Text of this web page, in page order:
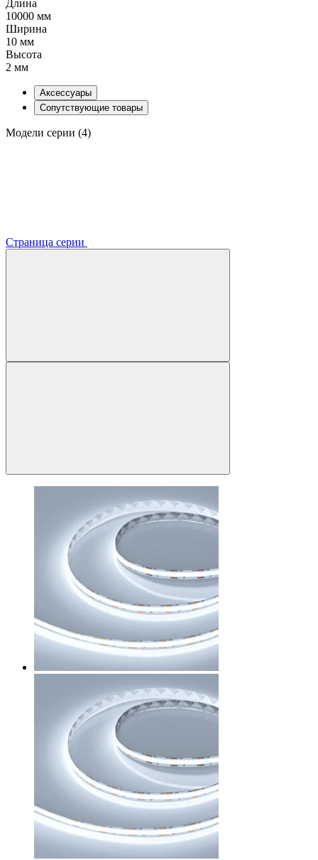
Длина
10000 мм
Ширина
10 мм
Высота
2 мм
Аксессуары
Сопутствующие товары
Модели серии (4)
Страница серии